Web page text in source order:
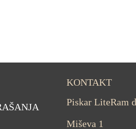
KONTAKT
Piskar LiteRam
Miševa 1